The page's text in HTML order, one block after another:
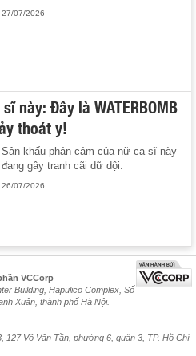
27/07/2026
này: Đây là WATERBOMB
thoát y!
Sân khấu phản cảm của nữ ca sĩ này
đang gây tranh cãi dữ dội.
26/07/2026
VCCorp
Building, Hapulico Complex, Số
Xuân, thành phố Hà Nội.
127 Võ Văn Tần, phường 6, quận 3, TP. Hồ Chí